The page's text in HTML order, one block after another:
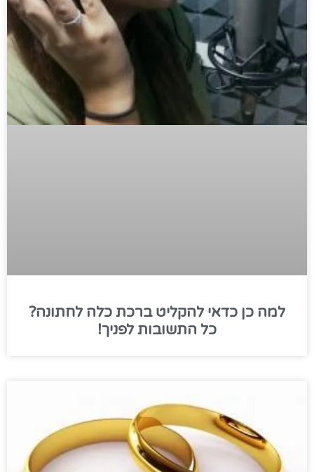
למה כן כדאי להקליט ברכת כלה לחתונה?
כל התשובות לפניך!